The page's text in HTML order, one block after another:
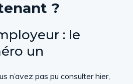
?
: le
un
n’avez pas pu consulter hier,